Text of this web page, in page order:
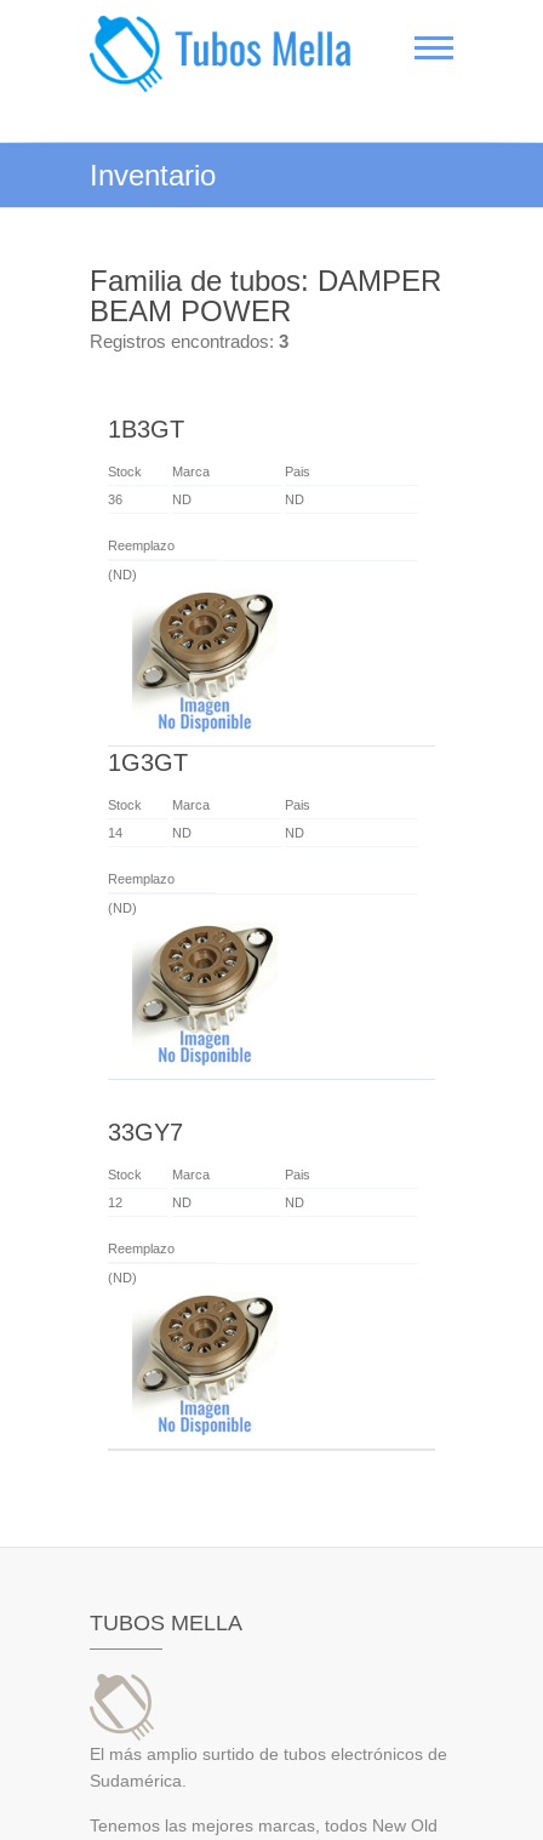
Tubos Mella
Inventario
Familia de tubos: DAMPER
BEAM POWER
Registros encontrados: 3
1B3GT
Stock Marca
Pais
36
ND ND
Reemplazo
(ND)
1G3GT
Stock Marca
Pais
14
ND ND
Reemplazo
(ND)
33GY7
Stock Marca
Pais
12
ND ND
Reemplazo
(ND)
TUBOS MELLA
El más amplio surtido de tubos electrónicos de
Sudamérica.
Tenemos las mejores marcas, todos New Old